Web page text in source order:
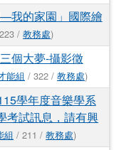
我的家園」國際繪
/ 教務處)
個大夢-攝影徵
能組 / 322 / 教務處)
學年度音樂學系
考試訊息，請有興
組 / 211 / 教務處)